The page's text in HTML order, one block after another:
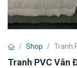
Shop Tranh
Tranh PVC Vân